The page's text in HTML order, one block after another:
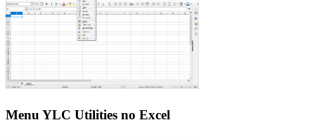
Menu YLC Utilities no Excel